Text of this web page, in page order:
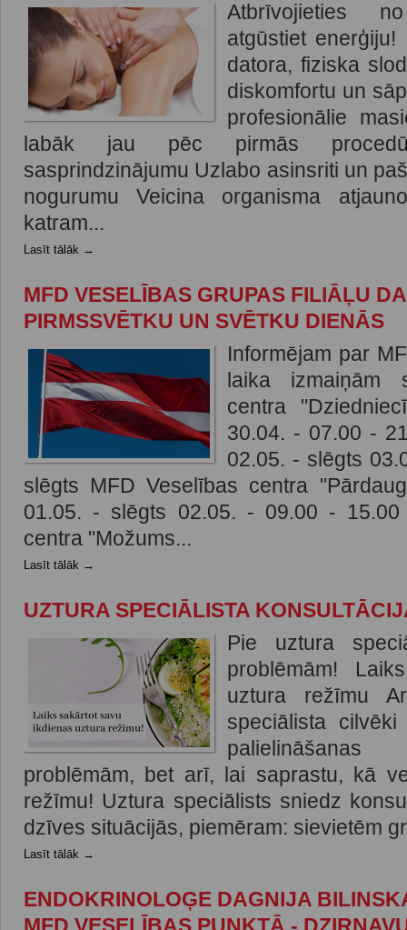
Atbrīvojieties
atgūstiet
datora, fiziska
diskomfortu un
profesionālie
labāk jau pēc pirmās
sasprindzinājumu Uzlabo asinsriti un
nogurumu Veicina organisma
katram...
Lasīt tālāk →
MFD VESELĪBAS GRUPAS FILIĀĻU
PIRMSSVĒTKU UN SVĒTKU DIENĀS
Informējam par
laika izmaiņām
centra
30.04. - 07.00 -
02.05. - slēgts
slēgts MFD Veselības centra
01.05. - slēgts 02.05. - 09.00 -
centra "Možums...
Lasīt tālāk →
UZTURA SPECIĀLISTA
Pie uztura
problēmām!
uztura režīmu
speciālista
problēmām, bet arī, lai saprastu, kā
režīmu! Uztura speciālists sniedz
dzīves situācijās, piemēram: sievietēm
Lasīt tālāk →
ENDOKRINOLOĢE DAGNIJA